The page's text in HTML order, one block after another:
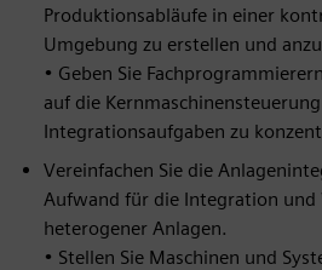
Produktionsabläufe in einer
Umgebung zu erstellen und
• Geben Sie
auf die
Integrationsaufgaben zu
Vereinfachen Sie die
Aufwand für die Integration und
heterogener Anlagen.
• Stellen Sie Maschinen und